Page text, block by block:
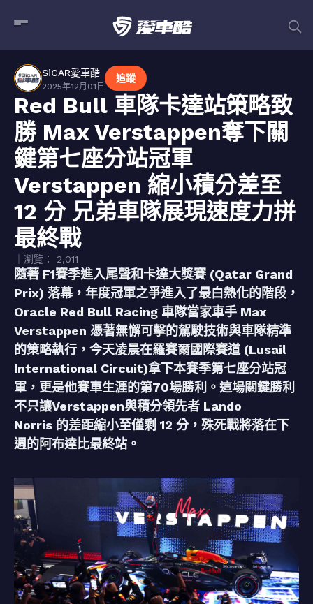
SiCAR愛車酷
2025年12月01日
追蹤
Red Bull 車隊卡達站策略致
勝 Max Verstappen奪下關
鍵第七座分站冠軍
Verstappen 縮小積分差至
12 分 兄弟車隊展現速度力拼
最終戰
｜瀏覽： 2,011
隨著 F1賽季進入尾聲和卡達大獎賽 (Qatar Grand
Prix) 落幕，年度冠軍之爭進入了最白熱化的階段，
Oracle Red Bull Racing 車隊當家車手 Max
Verstappen 憑著無懈可擊的駕駛技術與車隊精準
的策略執行，今天凌晨在羅賽爾國際賽道 (Lusail
International Circuit)拿下本賽季第七座分站冠
軍，更是他賽車生涯的第70場勝利。這場關鍵勝利
不只讓Verstappen與積分領先者 Lando
Norris 的差距縮小至僅剩 12 分，殊死戰將落在下
週的阿布達比最終站。